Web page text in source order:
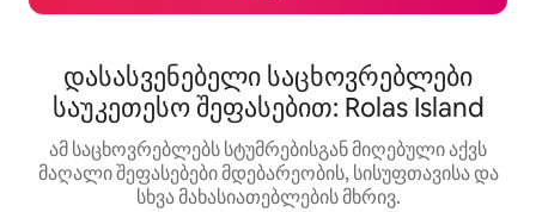
დასასვენებელი საცხოვრებლები
საუკეთესო შეფასებით: Rolas Island
ამ საცხოვრებლებს სტუმრებისგან მიღებული აქვს
მაღალი შეფასებები მდებარეობის, სისუფთავისა და
სხვა მახასიათებლების მხრივ.